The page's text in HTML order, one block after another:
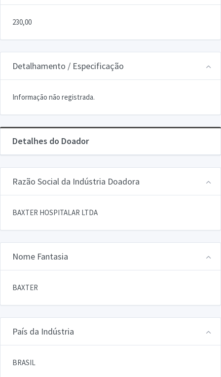
230,00
Detalhamento / Especificação
Informação não registrada.
Detalhes do Doador
Razão Social da Indústria Doadora
BAXTER HOSPITALAR LTDA
Nome Fantasia
BAXTER
País da Indústria
BRASIL